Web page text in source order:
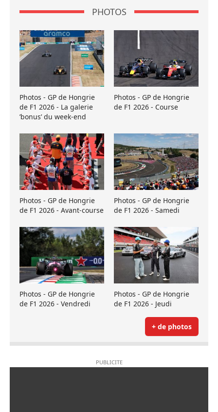
PHOTOS
Photos - GP de Hongrie
de F1 2026 - La galerie
’bonus’ du week-end
Photos - GP de Hongrie
de F1 2026 - Course
Photos - GP de Hongrie
de F1 2026 - Avant-course
Photos - GP de Hongrie
de F1 2026 - Samedi
Photos - GP de Hongrie
de F1 2026 - Vendredi
Photos - GP de Hongrie
de F1 2026 - Jeudi
+ de photos